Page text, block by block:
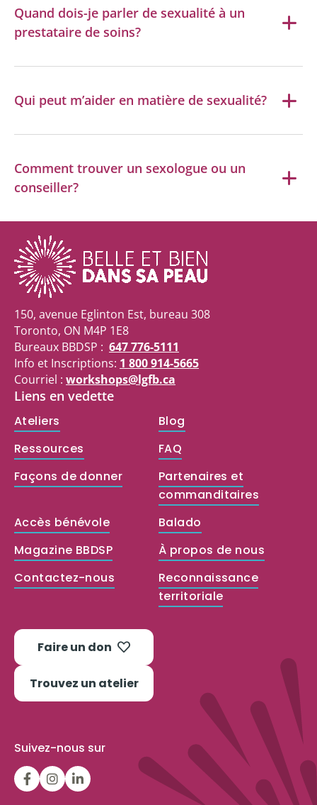
Quand dois-je parler de sexualité à un
prestataire de soins?
Qui peut m’aider en matière de sexualité?
Comment trouver un sexologue ou un
conseiller?
150, avenue Eglinton Est, bureau 308
Toronto, ON M4P 1E8
Bureaux BBDSP : 647 776-5111
Info et Inscriptions: 1 800 914-5665
Courriel : workshops@lgfb.ca
Liens en vedette
Ateliers
Blog
Ressources
FAQ
Façons de donner
Partenaires et
commanditaires
Accès bénévole
Balado
Magazine BBDSP
À propos de nous
Contactez-nous
Reconnaissance
territoriale
Faire un don
Trouvez un atelier
Suivez-nous sur
LGFBCanada
LGFBCanada
Belle